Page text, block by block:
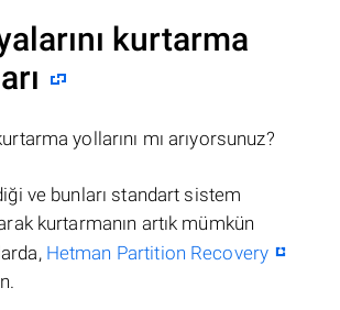
kurtarma
yollarını mı arıyorsunuz?
ve bunları standart sistem
kurtarmanın artık mümkün
Hetman Partition Recovery